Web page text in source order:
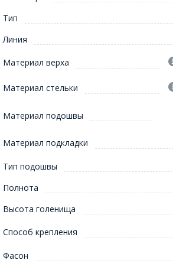
Тип
Линия
Материал верха
Материал стельки
Материал подошвы
Материал подкладки
Тип подошвы
Полнота
Высота голенища
Способ крепления
Фасон